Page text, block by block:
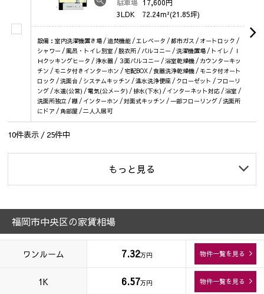
3LDK 72.24m²(21.85坪)
設備：室内洗濯機置き場 / 追焚機能 / エレベータ / 都市ガス / オートロック /
シャワー / 風呂・トイレ別室 / 脱衣所 / バルコニー / 洗濯機置場 / トイレ / Ｉ
Ｈクッキングヒータ / 浄水器 / ３面バルコニー / 浴室乾燥機 / カウンターキッ
チン / モニタ付きインターホン / 宅配BOX / 食器洗浄乾燥機 / モニタ付オート
ロック / 洗面台 / システムキッチン / 温水洗浄便座 / クローゼット / フローリ
ング / 水道(公営) / 電気(公メータ) / 排水(下水) / インターネット対応 / 浴室 /
洗面所独立 / 棚 / インターホン / 対面式キッチン / 一部フローリング / 洗面所
にドア / 角部屋 / 二人入居可
10件表示 / 25件中
もっと見る
福岡市中央区の家賃相場
ワンルーム 7.32万円 物件一覧を見る
1K 6.57万円 物件一覧を見る